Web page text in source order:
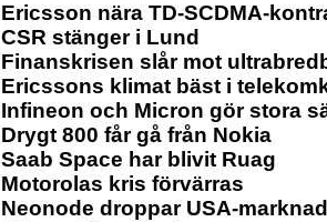
Ericsson nära TD-SCDMA-
CSR stänger i Lund
Finanskrisen slår mot
Ericssons klimat bäst i
Infineon och Micron gör stora
Drygt 800 får gå från Nokia
Saab Space har blivit Ruag
Motorolas kris förvärras
Neonode droppar USA-